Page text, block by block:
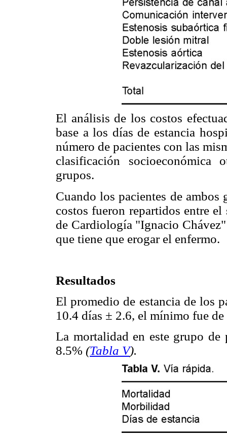
El análisis de los costos
base a los días de estancia
número de pacientes con las
clasificación socioeconómica
grupos.
Cuando los pacientes de
costos fueron repartidos entre
de Cardiología "Ignacio
que tiene que erogar el enfermo.
Resultados
El promedio de estancia de los
10.4 días ± 2.6, el mínimo fue
La mortalidad en este grupo
8.5% (Tabla V).